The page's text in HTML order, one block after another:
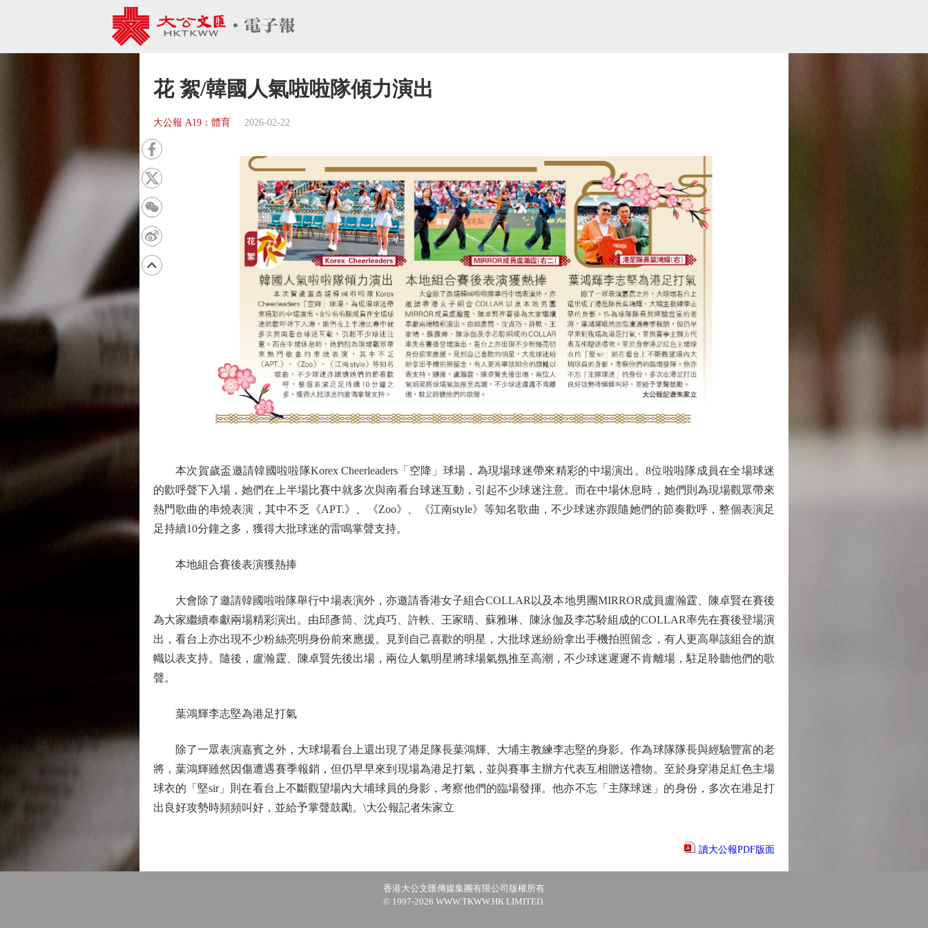
花 絮/韓國人氣啦啦隊傾力演出
大公報 A19：體育 2026-02-22
本次賀歲盃邀請韓國啦啦隊Korex Cheerleaders「空降」球場，為現場球迷帶來精彩的中場演出。8位啦啦隊成員在全場球迷
的歡呼聲下入場，她們在上半場比賽中就多次與南看台球迷互動，引起不少球迷注意。而在中場休息時，她們則為現場觀眾帶來
熱門歌曲的串燒表演，其中不乏《APT.》、《Zoo》、《江南style》等知名歌曲，不少球迷亦跟隨她們的節奏歡呼，整個表演足
足持續10分鐘之多，獲得大批球迷的雷鳴掌聲支持。
本地組合賽後表演獲熱捧
大會除了邀請韓國啦啦隊舉行中場表演外，亦邀請香港女子組合COLLAR以及本地男團MIRROR成員盧瀚霆、陳卓賢在賽後
為大家繼續奉獻兩場精彩演出。由邱彥筒、沈貞巧、許軼、王家晴、蘇雅琳、陳泳伽及李芯駖組成的COLLAR率先在賽後登場演
出，看台上亦出現不少粉絲亮明身份前來應援。見到自己喜歡的明星，大批球迷紛紛拿出手機拍照留念，有人更高舉該組合的旗
幟以表支持。隨後，盧瀚霆、陳卓賢先後出場，兩位人氣明星將球場氣氛推至高潮，不少球迷遲遲不肯離場，駐足聆聽他們的歌
聲。
葉鴻輝李志堅為港足打氣
除了一眾表演嘉賓之外，大球場看台上還出現了港足隊長葉鴻輝、大埔主教練李志堅的身影。作為球隊隊長與經驗豐富的老
將，葉鴻輝雖然因傷遭遇賽季報銷，但仍早早來到現場為港足打氣，並與賽事主辦方代表互相贈送禮物。至於身穿港足紅色主場
球衣的「堅sir」則在看台上不斷觀望場內大埔球員的身影，考察他們的臨場發揮。他亦不忘「主隊球迷」的身份，多次在港足打
出良好攻勢時頻頻叫好，並給予掌聲鼓勵。\大公報記者朱家立
讀大公報PDF版面
香港大公文匯傳媒集團有限公司版權所有
© 1997-2026 WWW.TKWW.HK LIMITED.